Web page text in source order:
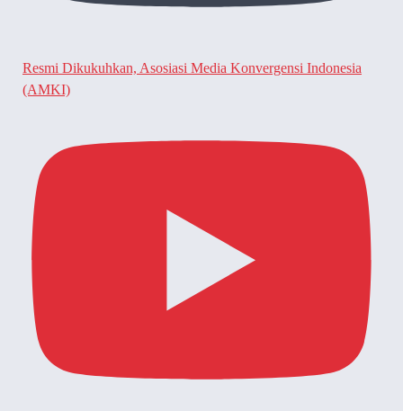
Resmi Dikukuhkan, Asosiasi Media Konvergensi Indonesia
(AMKI)